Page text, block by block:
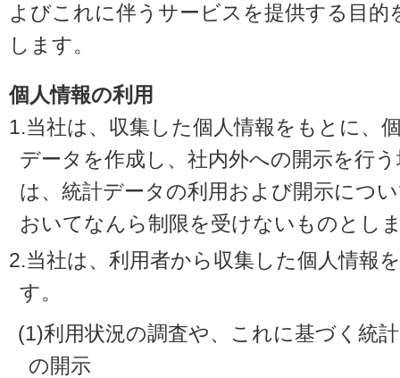
よびこれに伴うサービスを提供する目的
します。
個人情報の利用
1.当社は、収集した個人情報をもとに、
データを作成し、社内外への開示を行
は、統計データの利用および開示につ
おいてなんら制限を受けないものとし
2.当社は、利用者から収集した個人情報
す。
(1)利用状況の調査や、これに基づく統
の開示